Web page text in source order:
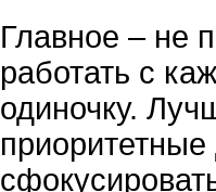
Главное – не
работать с
одиночку.